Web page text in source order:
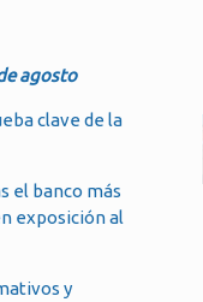
agosto
clave de la
el banco más
exposición al
y